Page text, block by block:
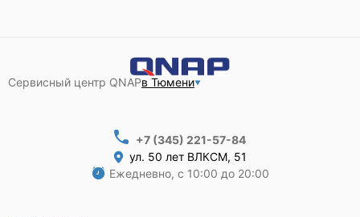
Сервисный центр QNAPв Тюмени
+7 (345) 221-57-84
ул. 50 лет ВЛКСМ, 51
Ежедневно, с 10:00 до 20:00